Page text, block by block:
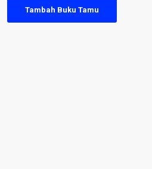
Tambah Buku Tamu